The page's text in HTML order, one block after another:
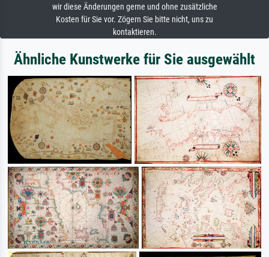
wir diese Änderungen gerne und ohne zusätzliche
Kosten für Sie vor. Zögern Sie bitte nicht, uns zu
kontaktieren.
Ähnliche Kunstwerke für Sie ausgewählt